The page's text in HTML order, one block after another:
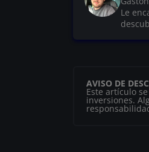
Le
AVISO DE
Este artículo
inversiones.